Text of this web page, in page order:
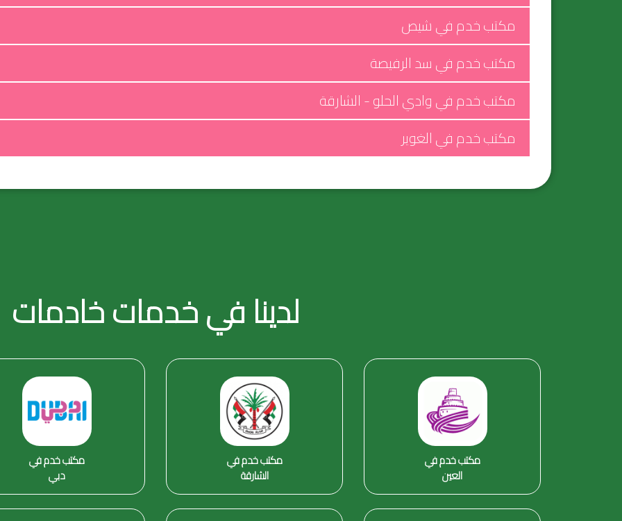
مكتب خدم في شيص
مكتب خدم في سد الرفيصة
مكتب خدم في وادي الحلو - الشارقة
مكتب خدم في الغوير
لدينا في خدمات خادمات
مكتب خدم في
دبي
مكتب خدم في
الشارقة
مكتب خدم في
العين